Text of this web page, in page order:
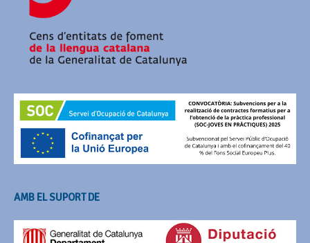
AMB EL SUPORT DE